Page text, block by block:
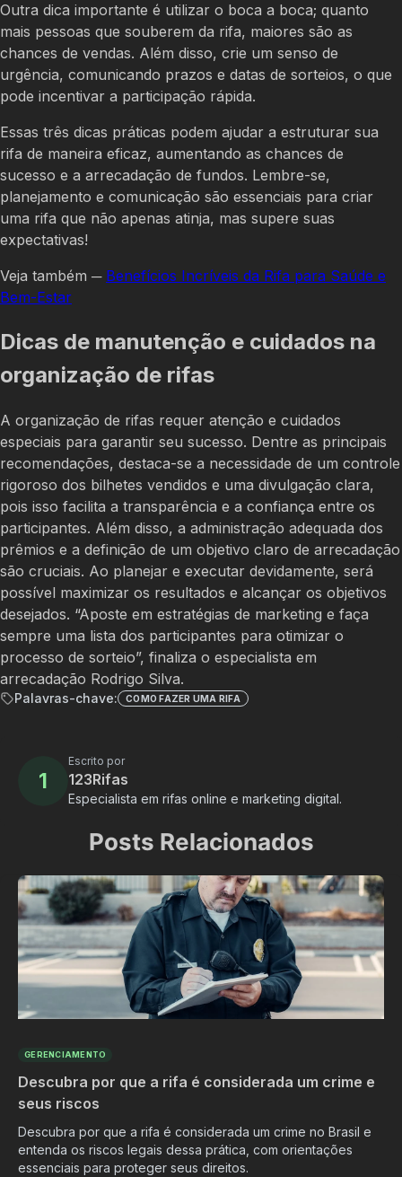
Outra dica importante é utilizar o boca a boca; quanto
mais pessoas que souberem da rifa, maiores são as
chances de vendas. Além disso, crie um senso de
urgência, comunicando prazos e datas de sorteios, o que
pode incentivar a participação rápida.
Essas três dicas práticas podem ajudar a estruturar sua
rifa de maneira eficaz, aumentando as chances de
sucesso e a arrecadação de fundos. Lembre-se,
planejamento e comunicação são essenciais para criar
uma rifa que não apenas atinja, mas supere suas
expectativas!
Veja também ─ Benefícios Incríveis da Rifa para Saúde e
Bem-Estar
Dicas de manutenção e cuidados na
organização de rifas
A organização de rifas requer atenção e cuidados
especiais para garantir seu sucesso. Dentre as principais
recomendações, destaca-se a necessidade de um controle
rigoroso dos bilhetes vendidos e uma divulgação clara,
pois isso facilita a transparência e a confiança entre os
participantes. Além disso, a administração adequada dos
prêmios e a definição de um objetivo claro de arrecadação
são cruciais. Ao planejar e executar devidamente, será
possível maximizar os resultados e alcançar os objetivos
desejados. “Aposte em estratégias de marketing e faça
sempre uma lista dos participantes para otimizar o
processo de sorteio”, finaliza o especialista em
arrecadação Rodrigo Silva.
Palavras-chave: COMO FAZER UMA RIFA
1
Escrito por
123Rifas
Especialista em rifas online e marketing digital.
Posts Relacionados
GERENCIAMENTO
Descubra por que a rifa é considerada um crime e
seus riscos
Descubra por que a rifa é considerada um crime no Brasil e
entenda os riscos legais dessa prática, com orientações
essenciais para proteger seus direitos.